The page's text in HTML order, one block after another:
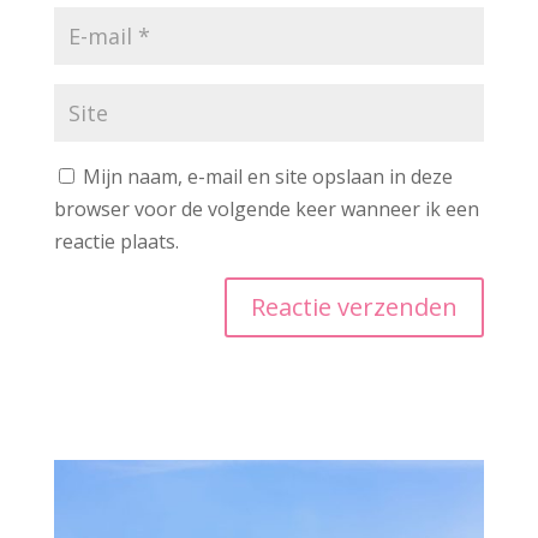
Mijn naam, e-mail en site opslaan in deze
browser voor de volgende keer wanneer ik een
reactie plaats.